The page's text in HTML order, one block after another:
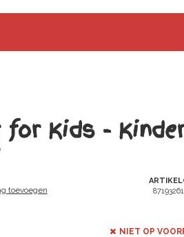
for Kids -
toevoegen
NIET OP